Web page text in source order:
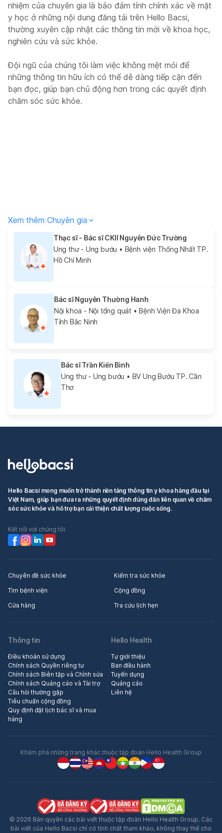
nhiệm của chuyên gia là bảo đảm tính chính xác về mặt
y học ở những nội dung đăng tải trên Hello Bacsi,
thường xuyên cập nhật các thông tin mới về khoa học,
nghiên cứu và sức khỏe.
Đội ngũ của chúng tôi làm việc không mệt mỏi để
những thông tin hữu ích có thể dễ dàng tiếp cận đến
bạn đọc, giúp bạn chủ động hơn trong các quyết định
chăm sóc sức khỏe.
Xem thêm Chuyên gia
Thạc sĩ - Bác sĩ CKII Nguyễn Đức Trường
Ung thư - Ung bướu • Bệnh viện Thống Nhất TP.
Hồ Chí Minh
Bác sĩ Nguyễn Thường Hanh
Nội khoa - Nội tổng quát• Bệnh Viện Đa Khoa
Tỉnh Bắc Ninh
Bác sĩ Trần Kiến Bình
Ung thư - Ung bướu • BV Ung Bướu TP. Cần
Thơ
Hello Bacsi mong muốn trở thành nền tảng thông tin y khoa hàng đầu tại
Việt Nam, giúp bạn đưa ra những quyết định đúng đắn liên quan về chăm
sóc sức khỏe và hỗ trợ bạn cải thiện chất lượng cuộc sống.
Kết nối với chúng tôi
Chuyên đề sức khỏe
Kiểm tra sức khỏe
Tìm bệnh viện
Cộng đồng
Cửa hàng
Tra cứu lịch hẹn
Thông tin
Điều khoản sử dụng
Chính sách Quyền riêng tư
Chính sách Biên tập và Chỉnh sửa
Chính sách Quảng cáo và Tài trợ
Câu hỏi thường gặp
Tiêu chuẩn cộng đồng
Quy định đặt lịch bác sĩ và mua
hàng
Hello Health
Tự giới thiệu
Ban điều hành
Tuyển dụng
Quảng cáo
Liên hệ
Khám phá những trang khác thuộc tập đoàn Hello Health Group
© 2026 Bản quyền các bài viết thuộc tập đoàn Hello Health Group. Các
bài viết của Hello Bacsi chỉ có tính chất tham khảo, không thay thế cho